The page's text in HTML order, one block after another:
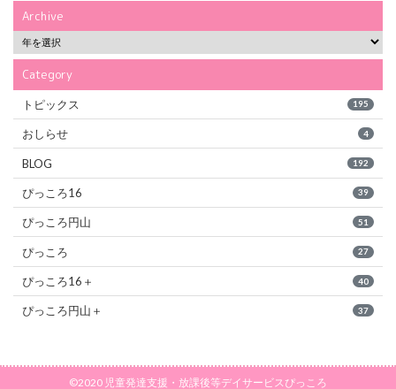
Archive
Category
トピックス 195
おしらせ 4
BLOG 192
ぴっころ16 39
ぴっころ円山 51
ぴっころ 27
ぴっころ16＋ 40
ぴっころ円山＋ 37
©2020 児童発達支援・放課後等デイサービスぴっころ